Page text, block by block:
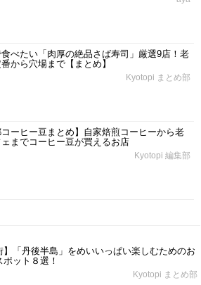
べたい「肉厚の絶品さば寿司」厳選9店！老
から穴場まで【まとめ】
Kyotopi まとめ部
コーヒー豆まとめ】自家焙煎コーヒーから老
までコーヒー豆が買えるお店
Kyotopi 編集部
】「丹後半島」をめいいっぱい楽しむためのお
ット８選！
Kyotopi まとめ部